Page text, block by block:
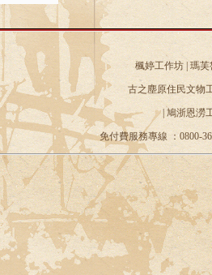
楓婷工作坊 | 瑪芙
古之塵原住民文物
| 鳩浙恩澇
免付費服務專線 ：0800-